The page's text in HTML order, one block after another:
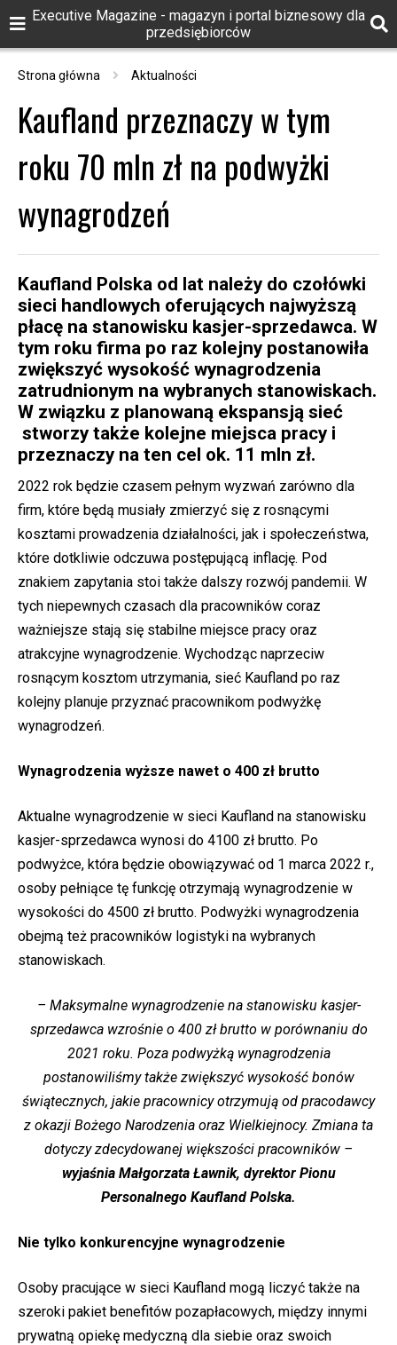
Executive Magazine - magazyn i portal biznesowy dla
przedsiębiorców
Strona główna Aktualności
Kaufland przeznaczy w tym
roku 70 mln zł na podwyżki
wynagrodzeń
Kaufland Polska od lat należy do czołówki
sieci handlowych oferujących najwyższą
płacę na stanowisku kasjer-sprzedawca. W
tym roku firma po raz kolejny postanowiła
zwiększyć wysokość wynagrodzenia
zatrudnionym na wybranych stanowiskach.
W związku z planowaną ekspansją sieć
stworzy także kolejne miejsca pracy i
przeznaczy na ten cel ok. 11 mln zł.
2022 rok będzie czasem pełnym wyzwań zarówno dla
firm, które będą musiały zmierzyć się z rosnącymi
kosztami prowadzenia działalności, jak i społeczeństwa,
które dotkliwie odczuwa postępującą inflację. Pod
znakiem zapytania stoi także dalszy rozwój pandemii. W
tych niepewnych czasach dla pracowników coraz
ważniejsze stają się stabilne miejsce pracy oraz
atrakcyjne wynagrodzenie. Wychodząc naprzeciw
rosnącym kosztom utrzymania, sieć Kaufland po raz
kolejny planuje przyznać pracownikom podwyżkę
wynagrodzeń.
Wynagrodzenia wyższe nawet o 400 zł brutto
Aktualne wynagrodzenie w sieci Kaufland na stanowisku
kasjer-sprzedawca wynosi do 4100 zł brutto. Po
podwyżce, która będzie obowiązywać od 1 marca 2022 r.,
osoby pełniące tę funkcję otrzymają wynagrodzenie w
wysokości do 4500 zł brutto. Podwyżki wynagrodzenia
obejmą też pracowników logistyki na wybranych
stanowiskach.
– Maksymalne wynagrodzenie na stanowisku kasjer-
sprzedawca wzrośnie o 400 zł brutto w porównaniu do
2021 roku. Poza podwyżką wynagrodzenia
postanowiliśmy także zwiększyć wysokość bonów
świątecznych, jakie pracownicy otrzymują od pracodawcy
z okazji Bożego Narodzenia oraz Wielkiejnocy. Zmiana ta
dotyczy zdecydowanej większości pracowników –
wyjaśnia Małgorzata Ławnik, dyrektor Pionu
Personalnego Kaufland Polska.
Nie tylko konkurencyjne wynagrodzenie
Osoby pracujące w sieci Kaufland mogą liczyć także na
szeroki pakiet benefitów pozapłacowych, między innymi
prywatną opiekę medyczną dla siebie oraz swoich